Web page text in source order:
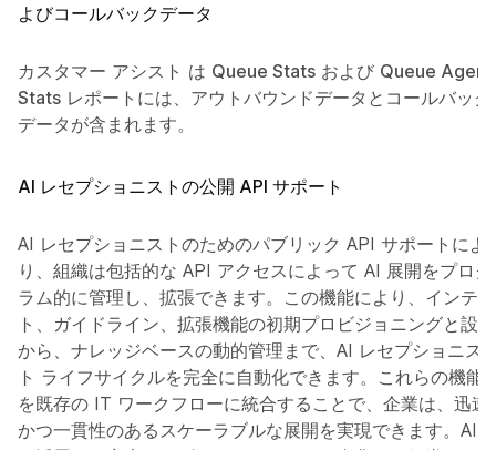
よびコールバックデータ
カスタマー アシスト は Queue Stats および Queue Agent
Stats レポートには、アウトバウンドデータとコールバック
データが含まれます。
AI レセプショニストの公開 API サポート
AI レセプショニストのためのパブリック API サポートによ
り、組織は包括的な API アクセスによって AI 展開をプログ
ラム的に管理し、拡張できます。この機能により、インテン
ト、ガイドライン、拡張機能の初期プロビジョニングと設定
から、ナレッジベースの動的管理まで、AI レセプショニス
ト ライフサイクルを完全に自動化できます。これらの機能
を既存の IT ワークフローに統合することで、企業は、迅速
かつ一貫性のあるスケーラブルな展開を実現できます。AI